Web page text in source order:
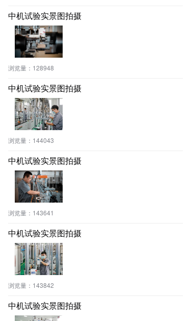
中机试验实景图拍摄
浏览量： 128948
中机试验实景图拍摄
浏览量： 144043
中机试验实景图拍摄
浏览量： 143641
中机试验实景图拍摄
浏览量： 143842
中机试验实景图拍摄